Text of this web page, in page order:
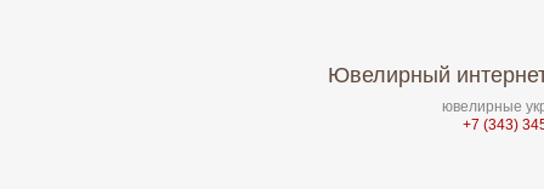
Ювелирный
ювелирные
+7 (343)